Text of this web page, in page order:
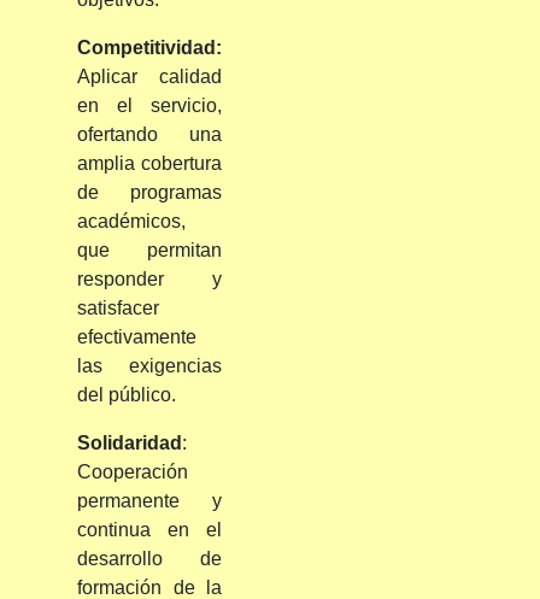
Competitividad:
Aplicar calidad
en el servicio,
ofertando una
amplia cobertura
de programas
académicos,
que permitan
responder y
satisfacer
efectivamente
las exigencias
del público.
Solidaridad :
Cooperación
permanente y
continua en el
desarrollo de
formación de la